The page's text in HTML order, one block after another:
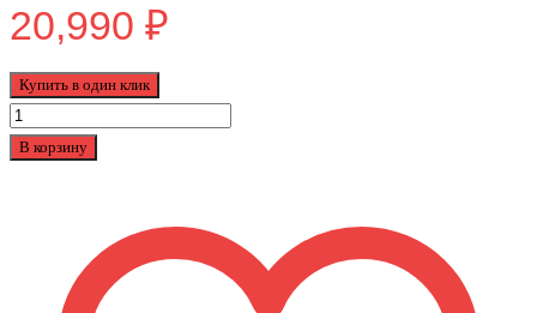
20,990 ₽
Купить в один клик
Количество
товара
JS328A-
В корзину